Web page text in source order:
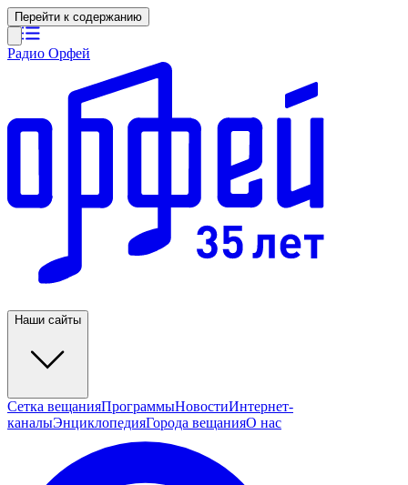
Перейти к содержанию
Радио Орфей
Наши сайты
Сетка вещанияПрограммыНовостиИнтернет-
каналыЭнциклопедияГорода вещанияО нас